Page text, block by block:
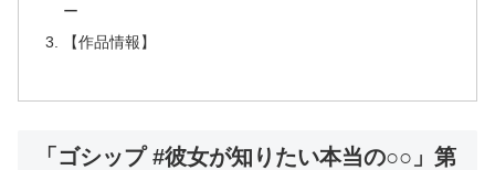
ー
【作品情報】
「ゴシップ #彼女が知りたい本当の○○」第